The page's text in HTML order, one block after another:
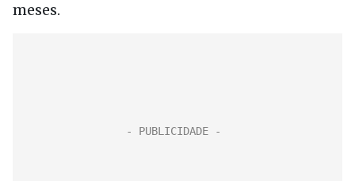
meses.